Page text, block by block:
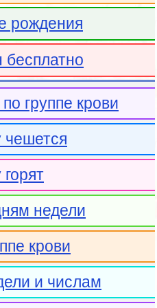
рождения
группе крови
недели
крови
и числам